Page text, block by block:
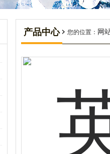
产品中心 您的位置： 网